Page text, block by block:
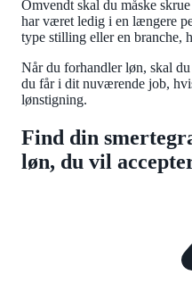
Omvendt skal du måske
har været ledig i en længere
type stilling eller en branche,
Når du forhandler løn, skal
du får i dit nuværende job,
lønstigning.
Find din
løn, du vil